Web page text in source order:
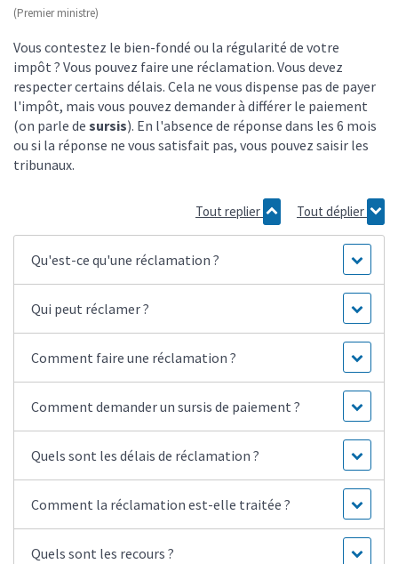
(Premier ministre)
Vous contestez le bien-fondé ou la régularité de votre
impôt ? Vous pouvez faire une réclamation. Vous devez
respecter certains délais. Cela ne vous dispense pas de payer
l'impôt, mais vous pouvez demander à différer le paiement
(on parle de sursis). En l'absence de réponse dans les 6 mois
ou si la réponse ne vous satisfait pas, vous pouvez saisir les
tribunaux.
Tout replier Tout déplier
Qu'est-ce qu'une réclamation ?
Qui peut réclamer ?
Comment faire une réclamation ?
Comment demander un sursis de paiement ?
Quels sont les délais de réclamation ?
Comment la réclamation est-elle traitée ?
Quels sont les recours ?